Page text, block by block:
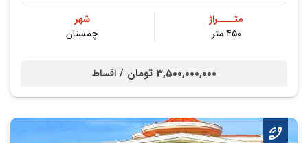
متــــراژ
450 متر
شهر
چمستان
3,500,000,000 تومان / اقساط